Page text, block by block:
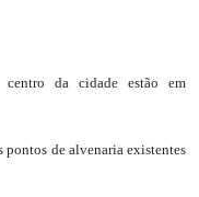
da cidade estão em
de alvenaria existentes